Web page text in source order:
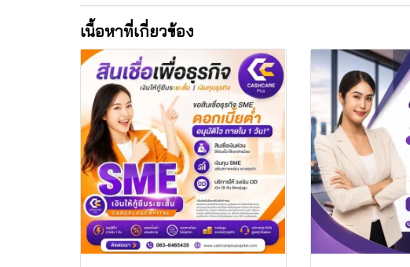
เนื้อหาที่เกี่ยวข้อง